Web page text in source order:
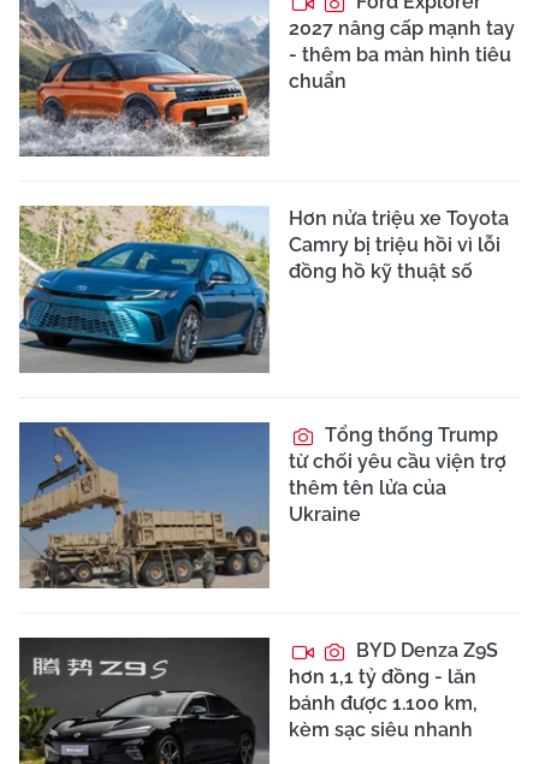
2027 nâng cấp mạnh tay
- thêm ba màn hình tiêu
chuẩn
Hơn nửa triệu xe Toyota
Camry bị triệu hồi vì lỗi
đồng hồ kỹ thuật số
Tổng thống Trump
từ chối yêu cầu viện trợ
thêm tên lửa của
Ukraine
BYD Denza Z9S
hơn 1,1 tỷ đồng - lăn
bánh được 1.100 km,
kèm sạc siêu nhanh